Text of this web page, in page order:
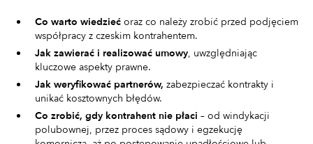
Co warto wiedzieć oraz co należy zrobić przed podjęciem
współpracy z czeskim kontrahentem.
Jak zawierać i realizować umowy, uwzględniając
kluczowe aspekty prawne.
Jak weryfikować partnerów, zabezpieczać kontrakty i
unikać kosztownych błędów.
Co zrobić, gdy kontrahent nie płaci – od windykacji
polubownej, przez proces sądowy i egzekucję